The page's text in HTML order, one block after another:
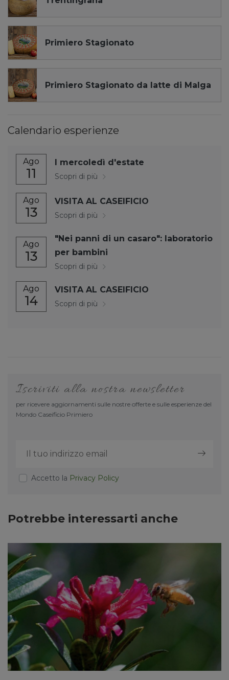
Primiero Stagionato
Primiero Stagionato da latte di Malga
Calendario esperienze
Ago
11
I mercoledì d'estate
Scopri di più
Ago
13
VISITA AL CASEIFICIO
Scopri di più
Ago
13
"Nei panni di un casaro": laboratorio
per bambini
Scopri di più
Ago
14
VISITA AL CASEIFICIO
Scopri di più
Iscriviti alla nostra newsletter
per ricevere aggiornamenti sulle nostre offerte e sulle esperienze del
Mondo Caseificio Primiero
Accetto la Privacy Policy
Potrebbe interessarti anche